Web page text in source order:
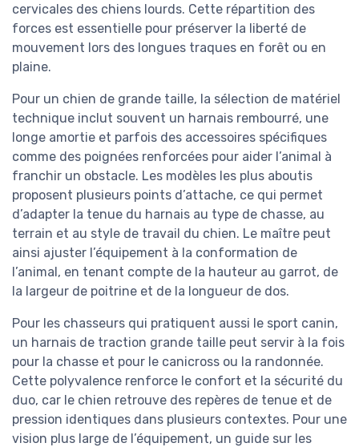
cervicales des chiens lourds. Cette répartition des
forces est essentielle pour préserver la liberté de
mouvement lors des longues traques en forêt ou en
plaine.
Pour un chien de grande taille, la sélection de matériel
technique inclut souvent un harnais rembourré, une
longe amortie et parfois des accessoires spécifiques
comme des poignées renforcées pour aider l’animal à
franchir un obstacle. Les modèles les plus aboutis
proposent plusieurs points d’attache, ce qui permet
d’adapter la tenue du harnais au type de chasse, au
terrain et au style de travail du chien. Le maître peut
ainsi ajuster l’équipement à la conformation de
l’animal, en tenant compte de la hauteur au garrot, de
la largeur de poitrine et de la longueur de dos.
Pour les chasseurs qui pratiquent aussi le sport canin,
un harnais de traction grande taille peut servir à la fois
pour la chasse et pour le canicross ou la randonnée.
Cette polyvalence renforce le confort et la sécurité du
duo, car le chien retrouve des repères de tenue et de
pression identiques dans plusieurs contextes. Pour une
vision plus large de l’équipement, un guide sur les